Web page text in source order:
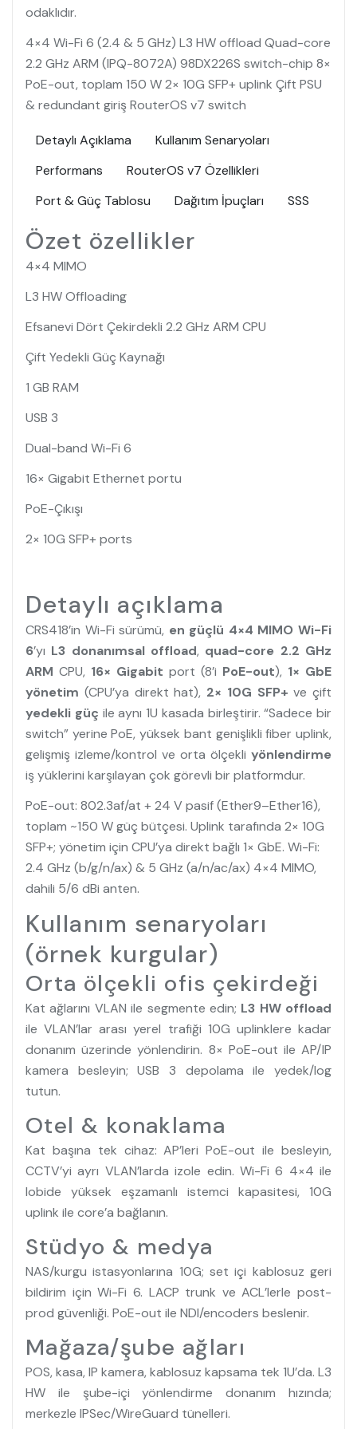
odaklıdır.
4×4 Wi-Fi 6 (2.4 & 5 GHz) L3 HW offload Quad-core
2.2 GHz ARM (IPQ-8072A) 98DX226S switch-chip 8×
PoE-out, toplam 150 W 2× 10G SFP+ uplink Çift PSU
& redundant giriş RouterOS v7 switch
Detaylı Açıklama
Kullanım Senaryoları
Performans
RouterOS v7 Özellikleri
Port & Güç Tablosu
Dağıtım İpuçları SSS
Özet özellikler
4×4 MIMO
L3 HW Offloading
Efsanevi Dört Çekirdekli 2.2 GHz ARM CPU
Çift Yedekli Güç Kaynağı
1 GB RAM
USB 3
Dual-band Wi-Fi 6
16× Gigabit Ethernet portu
PoE-Çıkışı
2× 10G SFP+ ports
Detaylı açıklama
CRS418’in Wi-Fi sürümü, en güçlü 4×4 MIMO Wi-Fi
6’yı L3 donanımsal offload, quad-core 2.2 GHz
ARM CPU, 16× Gigabit port (8’i PoE-out), 1× GbE
yönetim (CPU’ya direkt hat), 2× 10G SFP+ ve çift
yedekli güç ile aynı 1U kasada birleştirir. “Sadece bir
switch” yerine PoE, yüksek bant genişlikli fiber uplink,
gelişmiş izleme/kontrol ve orta ölçekli yönlendirme
iş yüklerini karşılayan çok görevli bir platformdur.
PoE-out: 802.3af/at + 24 V pasif (Ether9–Ether16),
toplam ~150 W güç bütçesi. Uplink tarafında 2× 10G
SFP+; yönetim için CPU’ya direkt bağlı 1× GbE. Wi-Fi:
2.4 GHz (b/g/n/ax) & 5 GHz (a/n/ac/ax) 4×4 MIMO,
dahili 5/6 dBi anten.
Kullanım senaryoları
(örnek kurgular)
Orta ölçekli ofis çekirdeği
Kat ağlarını VLAN ile segmente edin; L3 HW offload
ile VLAN’lar arası yerel trafiği 10G uplinklere kadar
donanım üzerinde yönlendirin. 8× PoE-out ile AP/IP
kamera besleyin; USB 3 depolama ile yedek/log
tutun.
Otel & konaklama
Kat başına tek cihaz: AP’leri PoE-out ile besleyin,
CCTV’yi ayrı VLAN’larda izole edin. Wi-Fi 6 4×4 ile
lobide yüksek eşzamanlı istemci kapasitesi, 10G
uplink ile core’a bağlanın.
Stüdyo & medya
NAS/kurgu istasyonlarına 10G; set içi kablosuz geri
bildirim için Wi-Fi 6. LACP trunk ve ACL’lerle post-
prod güvenliği. PoE-out ile NDI/encoders beslenir.
Mağaza/şube ağları
POS, kasa, IP kamera, kablosuz kapsama tek 1U’da. L3
HW ile şube-içi yönlendirme donanım hızında;
merkezle IPSec/WireGuard tünelleri.